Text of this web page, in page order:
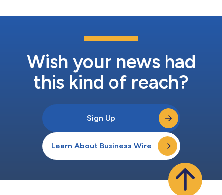
Wish your news had
this kind of reach?
Sign Up
Learn About Business Wire